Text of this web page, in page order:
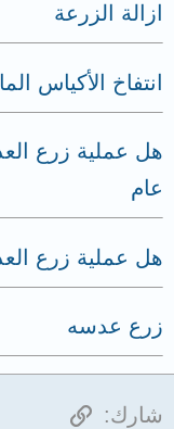
ازالة الزرعة
انتفاخ الأكياس
هل عملية زرع
عام
هل عملية زرع
زرع عدسه
شارك: الرابط